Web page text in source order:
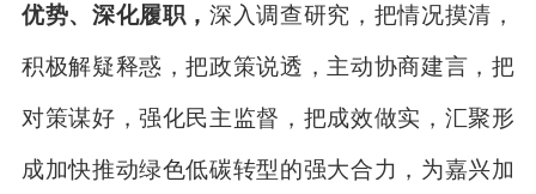
优势、深化履职，深入调查研究，把情况摸清，
积极解疑释惑，把政策说透，主动协商建言，把
对策谋好，强化民主监督，把成效做实，汇聚形
成加快推动绿色低碳转型的强大合力，为嘉兴加